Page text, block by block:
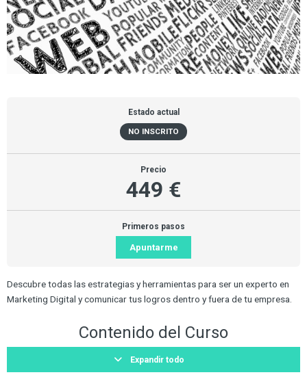
Estado actual
NO INSCRITO
Precio
449 €
Primeros pasos
Apuntarme
Descubre todas las estrategias y herramientas para ser un experto en
Marketing Digital y comunicar tus logros dentro y fuera de tu empresa.
Contenido del Curso
Expandir todo